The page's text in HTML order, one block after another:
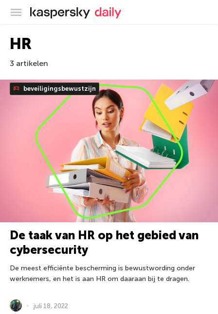
Kaspersky official blog
HR
3 artikelen
beveiligingsbewustzijn
De taak van HR op het gebied van
cybersecurity
De meest efficiënte bescherming is bewustwording onder
werknemers, en het is aan HR om daaraan bij te dragen.
juli 18, 2022